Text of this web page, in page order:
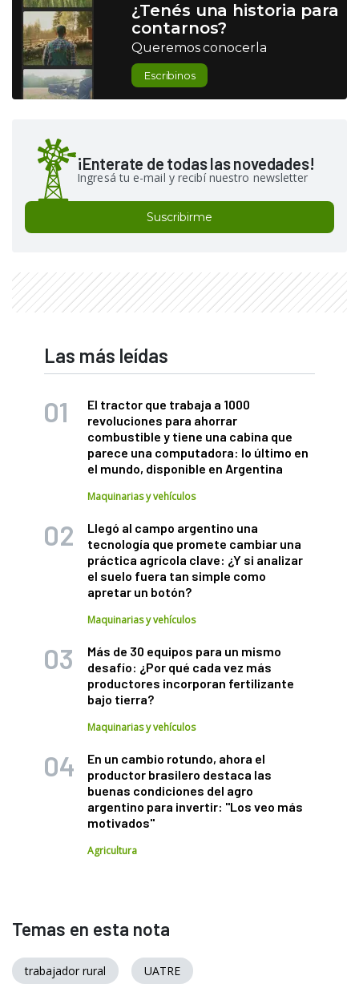
¿Tenés una historia para
contarnos?
Queremos conocerla
Escribinos
¡Enterate de todas las novedades!
Ingresá tu e-mail y recibí nuestro newsletter
Suscribirme
Las más leídas
El tractor que trabaja a 1000
revoluciones para ahorrar
combustible y tiene una cabina que
parece una computadora: lo último en
el mundo, disponible en Argentina
Maquinarias y vehículos
Llegó al campo argentino una
tecnología que promete cambiar una
práctica agrícola clave: ¿Y si analizar
el suelo fuera tan simple como
apretar un botón?
Maquinarias y vehículos
Más de 30 equipos para un mismo
desafío: ¿Por qué cada vez más
productores incorporan fertilizante
bajo tierra?
Maquinarias y vehículos
En un cambio rotundo, ahora el
productor brasilero destaca las
buenas condiciones del agro
argentino para invertir: "Los veo más
motivados"
Agricultura
Temas en esta nota
trabajador rural UATRE